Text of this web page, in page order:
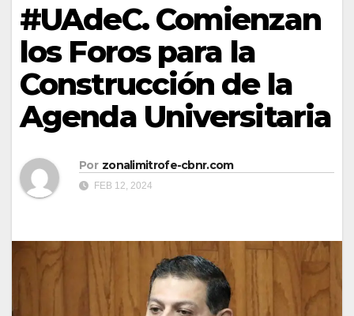
#UAdeC. Comienzan
los Foros para la
Construcción de la
Agenda Universitaria
Por zonalimitrofe-cbnr.com
FEB 12, 2024